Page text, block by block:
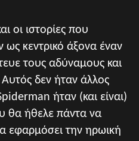
οι ιστορίες που
ως κεντρικό άξονα έναν
τους αδύναμους και
δεν ήταν άλλος
ήταν (και είναι)
θα ήθελε πάντα να
εφαρμόσει την ηρωική